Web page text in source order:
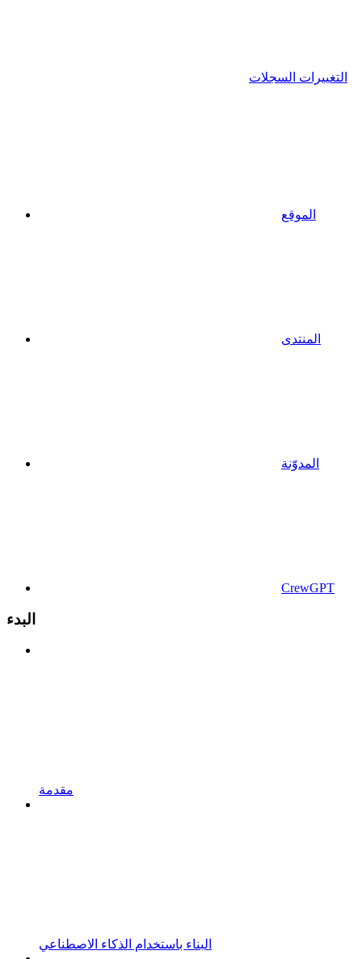
التغييرات السجلات
الموقع
المنتدى
المدوّنة
CrewGPT
البدء
مقدمة
البناء باستخدام الذكاء الاصطناعي